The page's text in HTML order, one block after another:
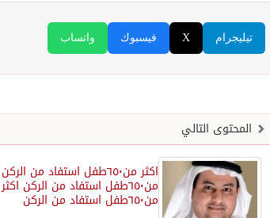
واتساب فيسبوك X تيليجرام
المحتوى التالي
اكثر من٦٥٠طفل استفاد من
من٦٥٠طفل استفاد من الركن اكثر
من٦٥٠طفل استفاد من الركن